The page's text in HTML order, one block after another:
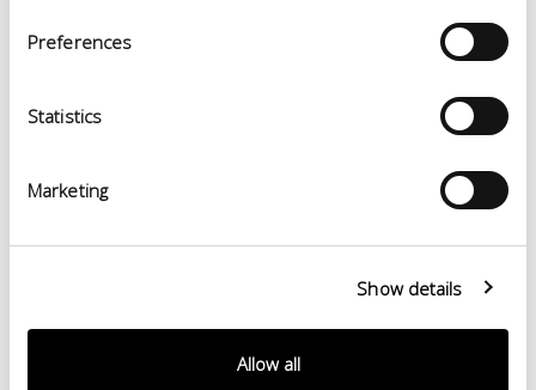
Preferences
Statistics
Marketing
Show details
Allow all
Leather 40075 è l’evoluzione della concia al vegetale
sia in termini ambientali che in termini di versatilità e
performances. Leather 40075 è la pelle sostenibile più